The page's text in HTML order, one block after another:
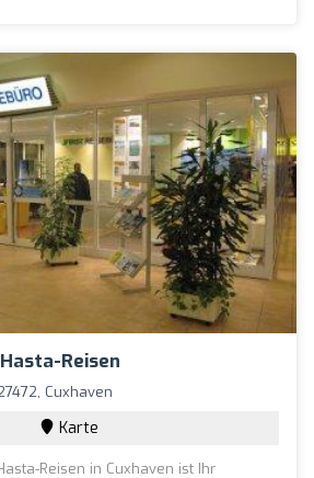
Reisen
Cuxhaven
Karte
Reisen in Cuxhaven ist Ihr